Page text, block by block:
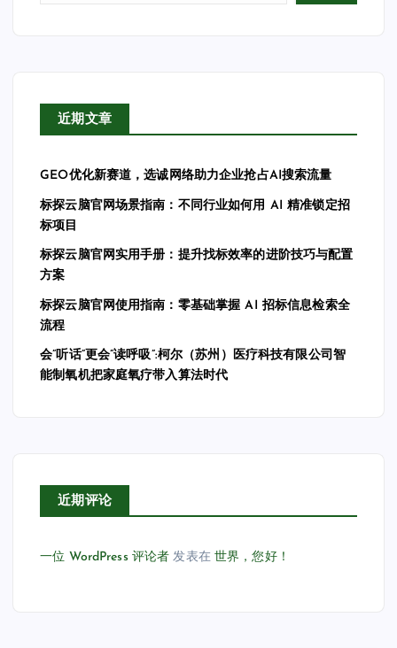
近期文章
GEO优化新赛道，选诚网络助力企业抢占AI搜索流量
标探云脑官网场景指南：不同行业如何用 AI 精准锁定招
标项目
标探云脑官网实用手册：提升找标效率的进阶技巧与配置
方案
标探云脑官网使用指南：零基础掌握 AI 招标信息检索全
流程
会”听话”更会”读呼吸”:柯尔（苏州）医疗科技有限公司智
能制氧机把家庭氧疗带入算法时代
近期评论
一位 WordPress 评论者 发表在世界，您好！